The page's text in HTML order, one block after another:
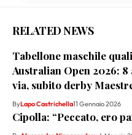
RELATED NEWS
Tabellone maschile
Australian Open 2026:
via, subito derby
ByLapo Castrichella11 Gennaio 2026
Cipolla: “Peccato, ero